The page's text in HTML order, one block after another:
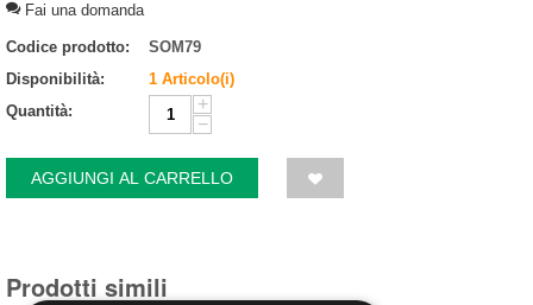
Fai una domanda
Codice prodotto:
SOM79
Disponibilità:
1 Articolo(i)
Quantità:
+
−
AGGIUNGI AL CARRELLO
Prodotti simili